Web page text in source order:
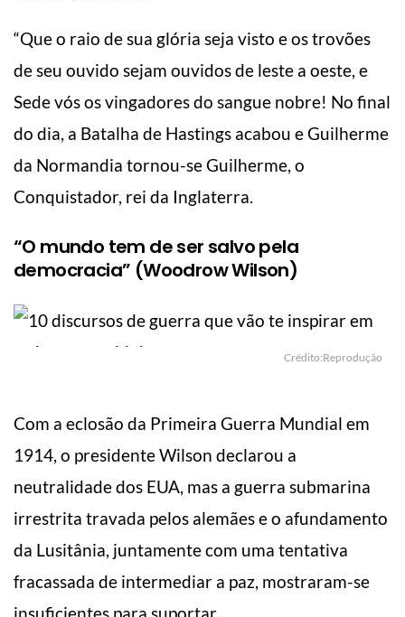
“Que o raio de sua glória seja visto e os trovões
de seu ouvido sejam ouvidos de leste a oeste, e
Sede vós os vingadores do sangue nobre! No final
do dia, a Batalha de Hastings acabou e Guilherme
da Normandia tornou-se Guilherme, o
Conquistador, rei da Inglaterra.
“O mundo tem de ser salvo pela
democracia” (Woodrow Wilson)
Crédito:Reprodução
Com a eclosão da Primeira Guerra Mundial em
1914, o presidente Wilson declarou a
neutralidade dos EUA, mas a guerra submarina
irrestrita travada pelos alemães e o afundamento
da Lusitânia, juntamente com uma tentativa
fracassada de intermediar a paz, mostraram-se
insuficientes para suportar.